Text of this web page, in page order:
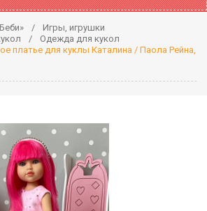
Игры, игрушки
Одежда для кукол
платье для куклы Каталина / Паола Рейна,